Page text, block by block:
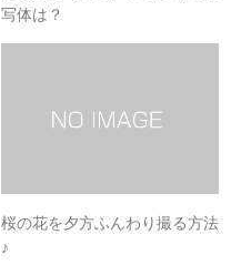
写体は？
桜の花を夕方ふんわり撮る方法
♪